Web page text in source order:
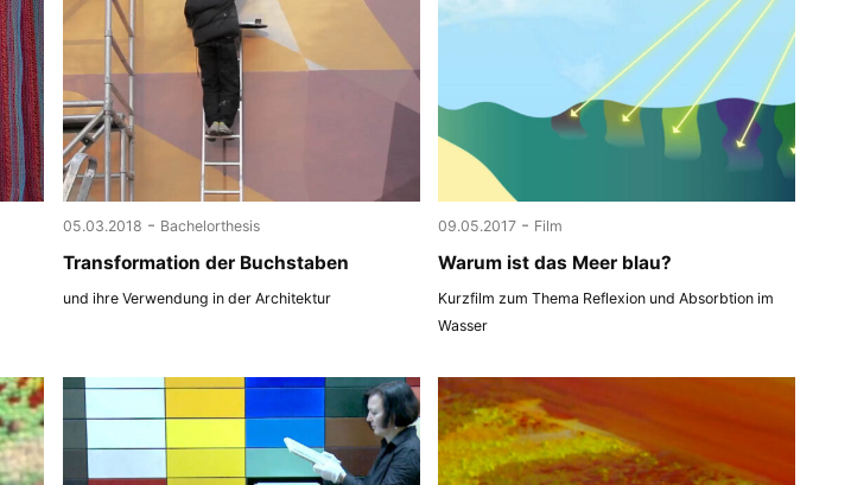
05.03.2018 - Bachelorthesis
Transformation der Buchstaben
und ihre Verwendung in der Architektur
09.05.2017 - Film
Warum ist das Meer blau?
Kurzfilm zum Thema Reflexion und Absorbtion im
Wasser